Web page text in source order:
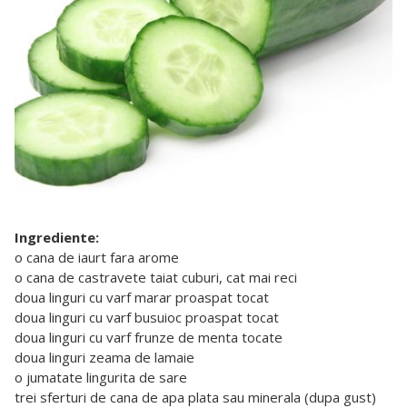
Ingrediente:
o cana de iaurt fara arome
o cana de castravete taiat cuburi, cat mai reci
doua linguri cu varf marar proaspat tocat
doua linguri cu varf busuioc proaspat tocat
doua linguri cu varf frunze de menta tocate
doua linguri zeama de lamaie
o jumatate lingurita de sare
trei sferturi de cana de apa plata sau minerala (dupa gust)